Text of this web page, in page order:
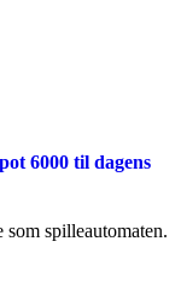
6000 til dagens
spilleautomaten.